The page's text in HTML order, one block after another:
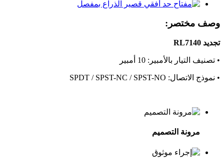
وصف مختصر:
تجديد RL7140
• تصنيف التيار بالأمبير: 10 أمبير
• نموذج الاتصال: SPDT / SPST-NC / SPST-NO
مرونة التصميم